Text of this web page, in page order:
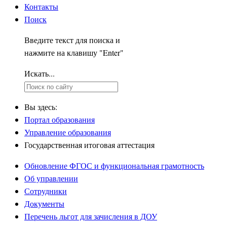
Контакты
Поиск
Введите текст для поиска и
нажмите на клавишу "Enter"
Искать...
Вы здесь:
Портал образования
Управление образования
Государственная итоговая аттестация
Обновление ФГОС и функциональная грамотность
Об управлении
Сотрудники
Документы
Перечень льгот для зачисления в ДОУ